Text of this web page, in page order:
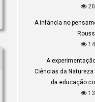
A infância no
A
Ciências da
da educação